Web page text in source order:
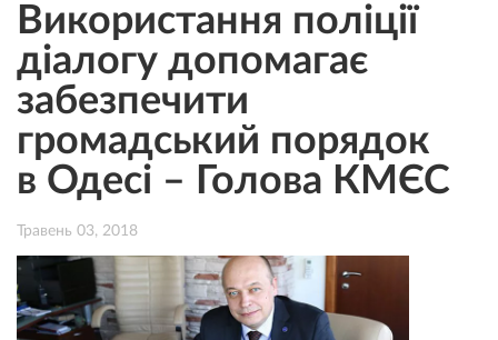
Використання поліції
діалогу допомагає
забезпечити
громадський порядок
в Одесі – Голова КМЄС
Травень 03, 2018